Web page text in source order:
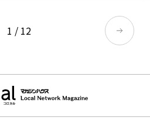
1 / 12